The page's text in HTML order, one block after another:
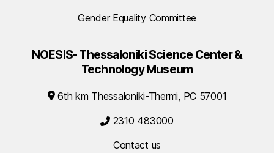
Gender Equality Committee
NOESIS- Thessaloniki Science Center &
Technology Museum
6th km Thessaloniki-Thermi, PC 57001
2310 483000
Contact us